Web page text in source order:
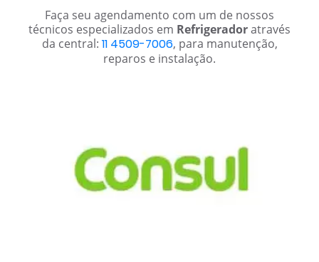
Faça seu agendamento com um de nossos
técnicos especializados em Refrigeradoratravés
da central: 11 4509-7006, para manutenção,
reparos e instalação.